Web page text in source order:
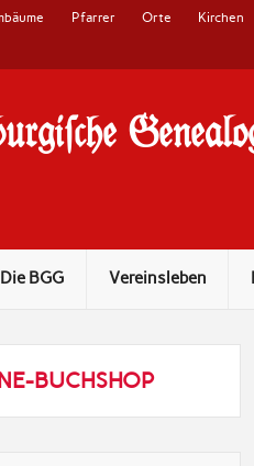
Pfarrer Orte Kirchen
Die BGG Vereinsleben
BUCHSHOP